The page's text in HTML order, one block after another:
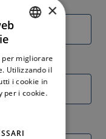
ENGLISH
×
per migliorare
Utilizzando il
i cookie in
per i cookie.